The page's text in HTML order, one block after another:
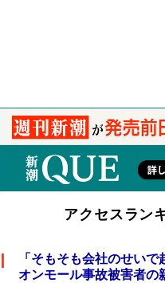
アクセスラン
「そもそも会社のせい
オンモール事故被害者の